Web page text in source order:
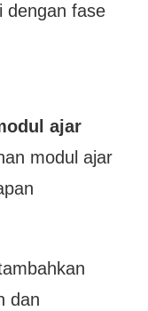
dengan fase
ajar
modul ajar
dan